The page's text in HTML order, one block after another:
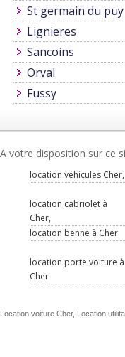
St germain du puy
Lignieres
Sancoins
Orval
Fussy
A votre disposition sur ce
location véhicules Cher,
location cabriolet à
Cher,
location benne à Cher
location porte voiture à
Cher
Location voiture Cher, Location